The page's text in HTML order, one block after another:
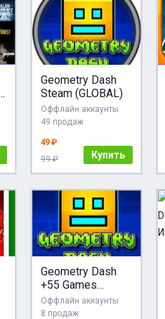
Geometry Dash
Steam (GLOBAL)
Оффлайн аккаунты
49 продаж
49 ₽
99 ₽
Купить
Geometry Dash
+55 Games
[Steam/Global]
[Cashback]
Оффлайн аккаунты
8 продаж